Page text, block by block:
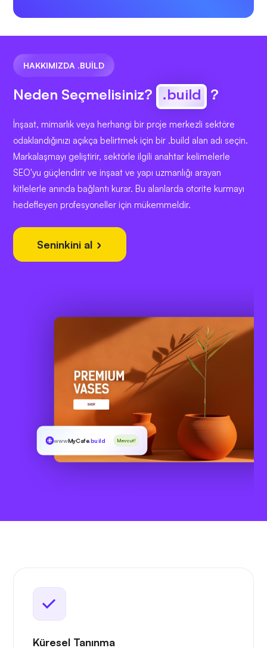
HAKKIMIZDA .BUILD
Neden Seçmelisiniz? .build ?
İnşaat, mimarlık veya herhangi bir proje merkezli sektöre
odaklandığınızı açıkça belirtmek için bir .build alan adı seçin.
Markalaşmayı geliştirir, sektörle ilgili anahtar kelimelerle
SEO'yu güçlendirir ve inşaat ve yapı uzmanlığı arayan
kitlelerle anında bağlantı kurar. Bu alanlarda otorite kurmayı
hedefleyen profesyoneller için mükemmeldir.
Seninkini al
wwwMyCafe.build Mevcut!
Küresel Tanınma